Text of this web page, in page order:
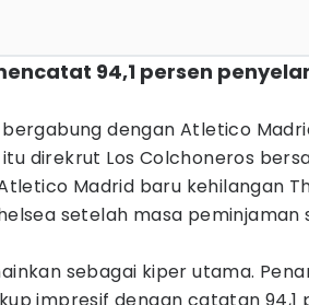
94,1 persen
bergabung dengan Atletico
itu direkrut Los Colchoneros
Madrid baru kehilangan
setelah masa peminjaman
sebagai kiper utama.